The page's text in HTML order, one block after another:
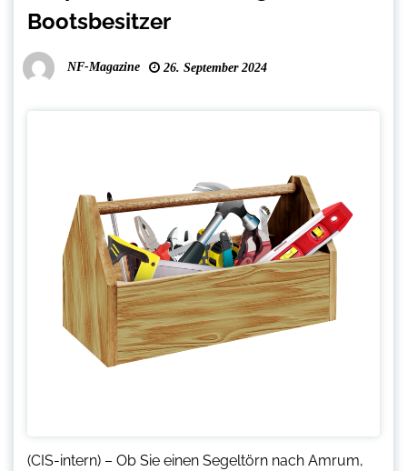
Bootsbesitzer
NF-Magazine 26. September 2024
(CIS-intern) – Ob Sie einen Segeltörn nach Amrum,